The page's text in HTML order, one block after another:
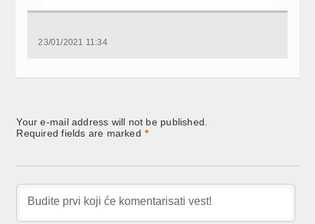
23/01/2021 11:34
Your e-mail address will not be published.
Required fields are marked *